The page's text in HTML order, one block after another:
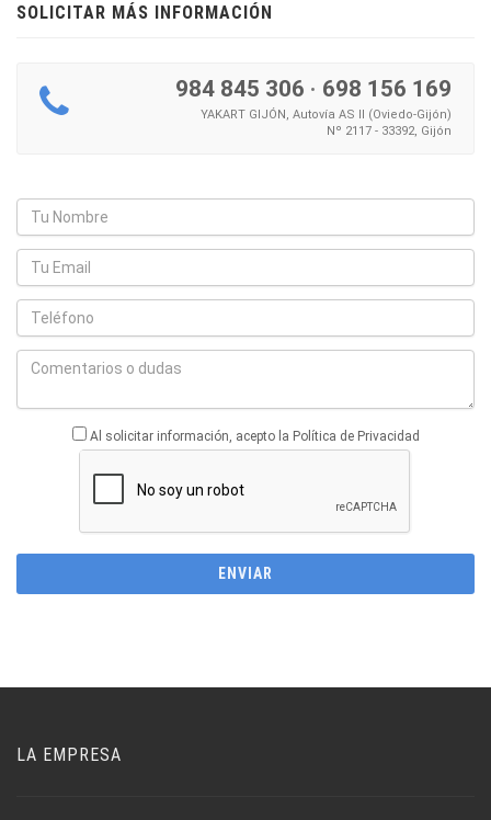
SOLICITAR MÁS INFORMACIÓN
984 845 306 · 698 156 169
YAKART GIJÓN, Autovía AS II (Oviedo-Gijón)
Nº 2117 - 33392, Gijón
Al solicitar información, acepto la Política de Privacidad
LA EMPRESA